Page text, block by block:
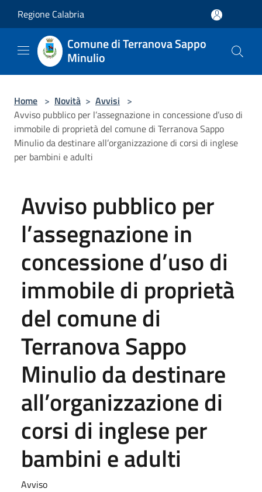
Regione Calabria
Comune di Terranova Sappo
Minulio
Home > Novità > Avvisi >
Avviso pubblico per l’assegnazione in concessione d’uso di
immobile di proprietà del comune di Terranova Sappo
Minulio da destinare all’organizzazione di corsi di inglese
per bambini e adulti
Avviso pubblico per
l’assegnazione in
concessione d’uso di
immobile di proprietà
del comune di
Terranova Sappo
Minulio da destinare
all’organizzazione di
corsi di inglese per
bambini e adulti
Avviso